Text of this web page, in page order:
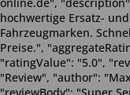
hochwertige Ersatz-
Fahrzeugmarken.
Preise.",
"ratingValue": "5.0",
"Review", "author":